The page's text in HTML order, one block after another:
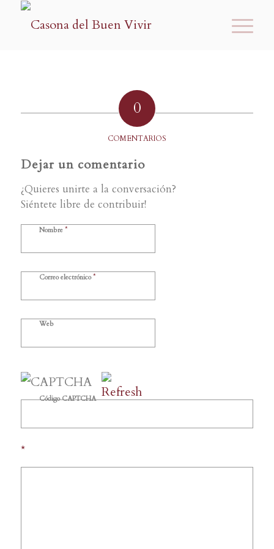
0
COMENTARIOS
Dejar un comentario
¿Quieres unirte a la conversación?
Siéntete libre de contribuir!
Nombre *
Correo electrónico*
Web
Código CAPTCHA
*